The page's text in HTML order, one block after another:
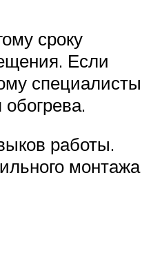
сроку
Если
специалисты
работы.
монтажа